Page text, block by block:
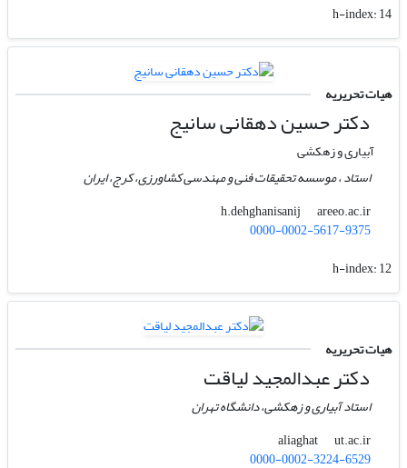
h-index:14
هیات تحریریه
دکتر حسین دهقانی سانیج
آبیاری و زهکشی
استاد ، موسسه تحقیقات فنی و مهندسی کشاورزی‌، کرج، ایران
h.dehghanisanij
areeo.ac.ir
0000-0002-5617-9375
h-index:12
هیات تحریریه
دکتر عبدالمجید لیاقت
استاد آبیاری و زهکشی، دانشگاه تهران
aliaghat
ut.ac.ir
0000-0002-3224-6529